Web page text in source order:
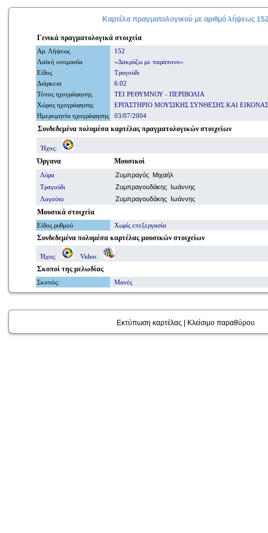
Καρτέλα πραγματολογικού με αριθμόλήψεως
Γενικά πραγματολογικά στοιχεία
Αρ. Λήψεως
152
Λαϊκή ονομασία
«Δακρύζω με παράπονο»
Είδος
Τραγούδι
Διάρκεια
6:02
Τόπος ηχογράφησης
ΤΕΙ ΡΕΘΥΜΝΟΥ - ΠΕΡΙΒΟΛΙΑ
Χώρος ηχογράφησης
ΕΡΓΑΣΤΗΡΙΟ ΜΟΥΣΙΚΗΣ ΣΥΝΘΕΣΗΣ ΚΑΙ ΕΙΚΟΝΑΣ
Ημερομηνία ηχογράφησης 03/07/2004
Συνδεδεμένα πολυμέσα καρτέλας πραγματολογικών στοιχείων
Ήχος:
Όργανα Μουσικοί
Λύρα
Ζυμπραγός Μιχαήλ
Τραγούδι
Ζυμπραγουδάκης Ιωάννης
Λαγούτο
Ζυμπραγουδάκης Ιωάννης
Μουσικά στοιχεία
Είδος ρυθμού Χωρίς επεξεργασία
Συνδεδεμένα πολυμέσα καρτέλας μουσικών στοιχείων
Ήχος: Video:
Σκοποί της μελωδίας
Σκοπός: Μανές
Εκτύπωση καρτέλας Κλείσιμο παραθύρου